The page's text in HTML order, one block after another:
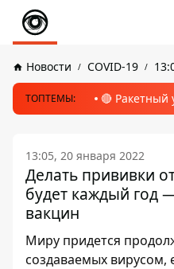
Новости COVID-19
ТОПТЕМЫ: 🔴 Ракетный
13:05, 20 января 2022
Делать прививки
будет каждый год
вакцин
Миру придется
создаваемых